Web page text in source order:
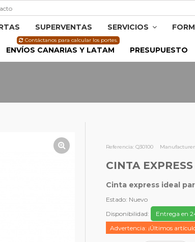
SUPERVENTAS SERVICIOS
ENVÍOS CANARIAS Y LATAM
Contáctanos para calcular los portes.
PRESUPUESTO
Referencia: Q30100
CINTA
Cinta express ideal
Estado: Nuevo
Disponibilidad:
Entrega en
Advertencia: ¡Últimos